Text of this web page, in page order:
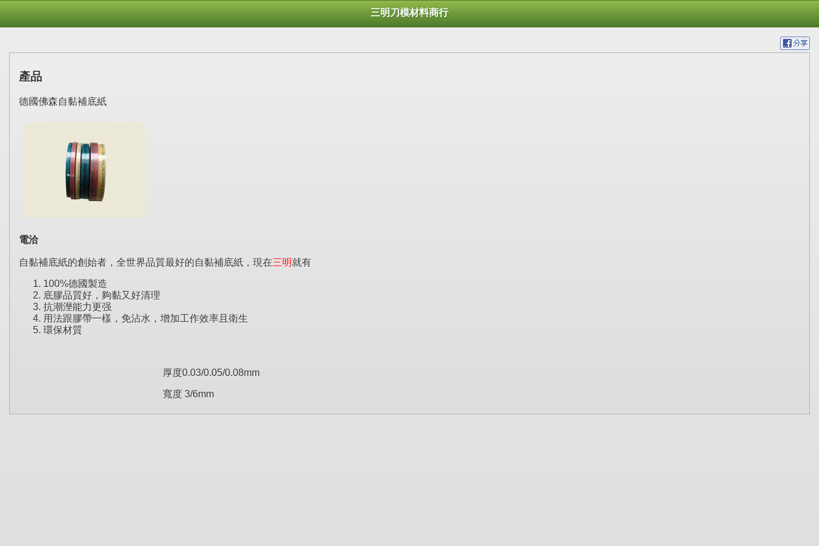
三明刀模材料商行
產品
德國佛森自黏補底紙
電洽
自黏補底紙的創始者，全世界品質最好的自黏補底紙，現在三明就有
100%德國製造
底膠品質好，夠黏又好清理
抗潮溼能力更强
用法跟膠帶一樣，免沾水，增加工作效率且衛生
環保材質
厚度0.03/0.05/0.08mm
寬度 3/6mm